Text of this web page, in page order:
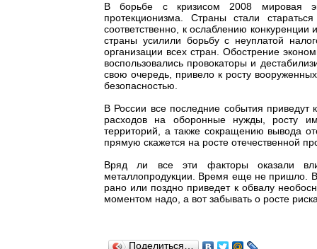
В борьбе с кризисом 2008 мировая
протекционизма. Страны стали
соответственно, к ослаблению
страны усилили борьбу с неуплатой
организации всех стран. Обострение
воспользовались провокаторы и
свою очередь, привело к росту
безопасностью.
В России все последние события приведут
расходов на оборонные нужды, росту
территорий, а также сокращению вывода
прямую скажется на росте отечественной
Вряд ли все эти факторы оказали
металлопродукции. Время еще не пришло.
рано или поздно приведет к обвалу
моментом надо, а вот забывать о росте
Поделиться…